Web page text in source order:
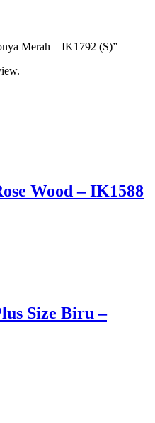
Merah – IK1792 (S)”
Wood – IK1588
Size Biru –